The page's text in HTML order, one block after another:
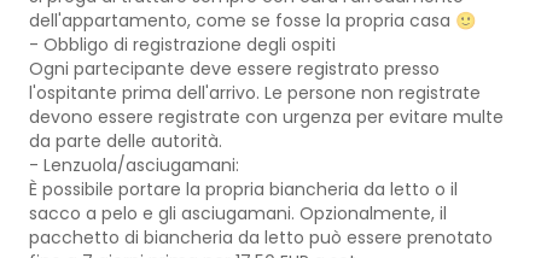
dell'appartamento, come se fosse la propria casa 🙂
- Obbligo di registrazione degli ospiti
Ogni partecipante deve essere registrato presso
l'ospitante prima dell'arrivo. Le persone non registrate
devono essere registrate con urgenza per evitare multe
da parte delle autorità.
- Lenzuola/asciugamani:
È possibile portare la propria biancheria da letto o il
sacco a pelo e gli asciugamani. Opzionalmente, il
pacchetto di biancheria da letto può essere prenotato